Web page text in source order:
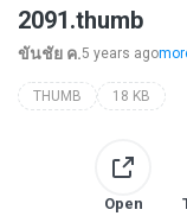
2091.thumb
ขันชัย ค.5 years ago
THUMB 18 KB
Open